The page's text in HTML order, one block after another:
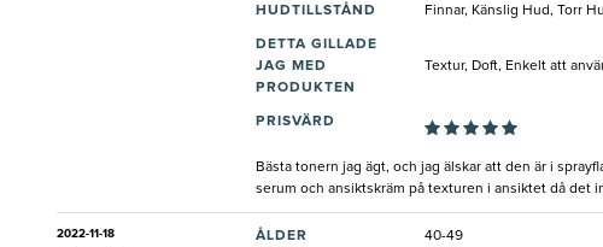
HUDTILLSTÅND Finnar, Känslig Hud, Torr
DETTA GILLADE
JAG MED
PRODUKTEN
Textur, Doft, Enkelt att
PRISVÄRD
Bästa tonern jag ägt, och jag älskar att den är i
serum och ansiktskräm på texturen i ansiktet då det
2022-11-18
ÅLDER 40-49